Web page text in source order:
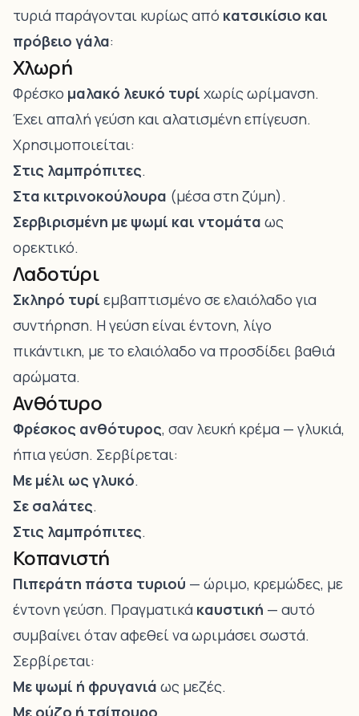
τυριά παράγονται κυρίως από κατσικίσιο και
πρόβειο γάλα:
Χλωρή
Φρέσκο μαλακό λευκό τυρί χωρίς ωρίμανση.
Έχει απαλή γεύση και αλατισμένη επίγευση.
Χρησιμοποιείται:
Στις λαμπρόπιτες.
Στα κιτρινοκούλουρα (μέσα στη ζύμη).
Σερβιρισμένη με ψωμί και ντομάτα ως
ορεκτικό.
Λαδοτύρι
Σκληρό τυρί εμβαπτισμένο σε ελαιόλαδο για
συντήρηση. Η γεύση είναι έντονη, λίγο
πικάντικη, με το ελαιόλαδο να προσδίδει βαθιά
αρώματα.
Ανθότυρο
Φρέσκος ανθότυρος, σαν λευκή κρέμα — γλυκιά,
ήπια γεύση. Σερβίρεται:
Με μέλι ως γλυκό.
Σε σαλάτες.
Στις λαμπρόπιτες.
Κοπανιστή
Πιπεράτη πάστα τυριού — ώριμο, κρεμώδες, με
έντονη γεύση. Πραγματικά καυστική — αυτό
συμβαίνει όταν αφεθεί να ωριμάσει σωστά.
Σερβίρεται:
Με ψωμί ή φρυγανιά ως μεζές.
Με ούζο ή τσίπουρο.